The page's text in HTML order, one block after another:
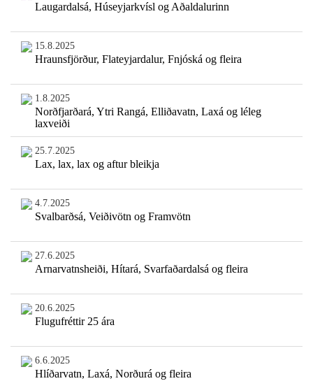
Laugardalsá, Húseyjarkvísl og Aðaldalurinn
15.8.2025
Hraunsfjörður, Flateyjardalur, Fnjóská og fleira
1.8.2025
Norðfjarðará, Ytri Rangá, Elliðavatn, Laxá og léleg
laxveiði
25.7.2025
Lax, lax, lax og aftur bleikja
4.7.2025
Svalbarðsá, Veiðivötn og Framvötn
27.6.2025
Arnarvatnsheiði, Hítará, Svarfaðardalsá og fleira
20.6.2025
Flugufréttir 25 ára
6.6.2025
Hlíðarvatn, Laxá, Norðurá og fleira